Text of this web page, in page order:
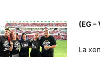
(EG
La